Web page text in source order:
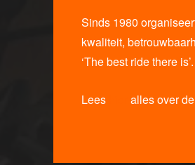
Sinds 1980
kwaliteit,
‘The best ride there
Lees alles over